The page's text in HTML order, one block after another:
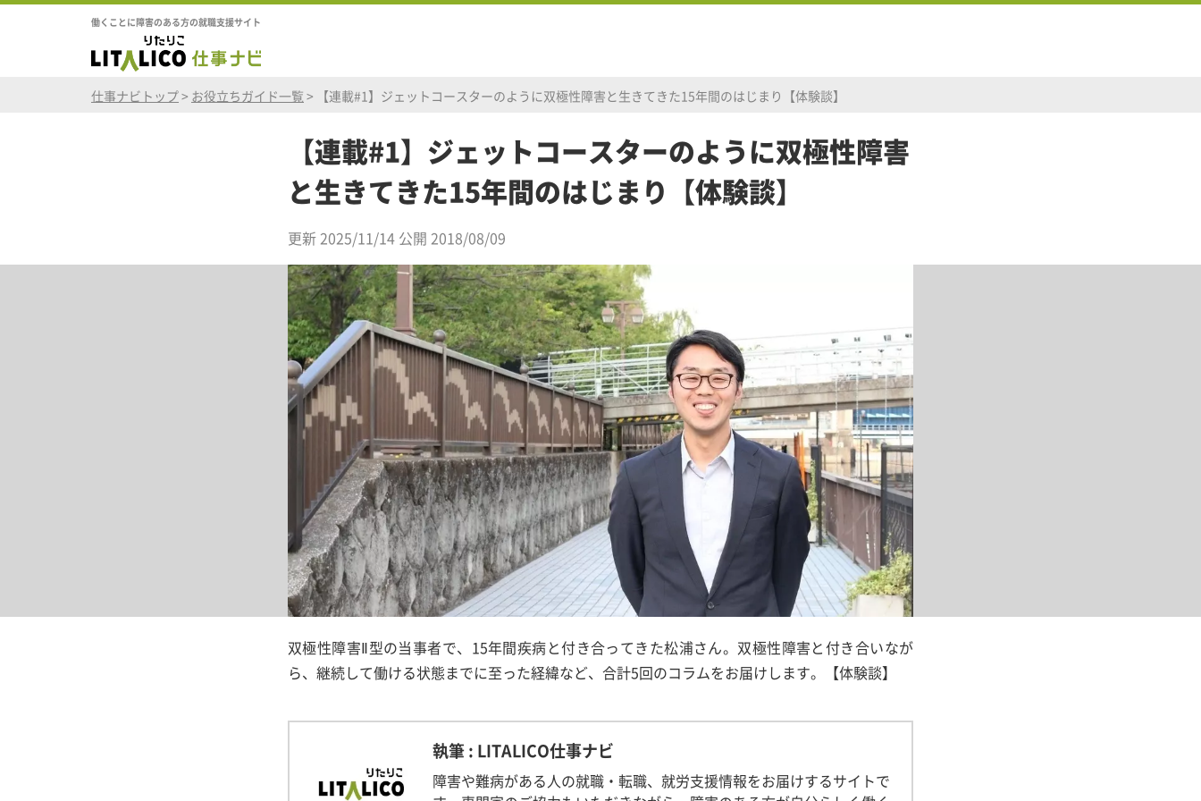
働くことに障害のある方の就職支援サイト
仕事ナビトップ> お役立ちガイド一覧 > 【連載#1】ジェットコースターのように双極性障害と生きてきた15年間のはじまり【体験談】
【連載#1】ジェットコースターのように双極性障害
と生きてきた15年間のはじまり【体験談】
更新 2025/11/14 公開 2018/08/09
双極性障害Ⅱ型の当事者で、15年間疾病と付き合ってきた松浦さん。双極性障害と付き合いなが
ら、継続して働ける状態までに至った経緯など、合計5回のコラムをお届けします。【体験談】
執筆 : LITALICO仕事ナビ
障害や難病がある人の就職・転職、就労支援情報をお届けするサイトで